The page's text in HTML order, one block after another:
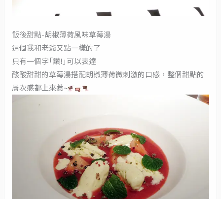
飯後甜點-胡椒薄荷風味草莓湯
這個我和老爺又點一樣的了
只有一個字「讚!」可以表達
酸酸甜甜的草莓湯搭配胡椒薄荷微刺激的口感，整個甜點的
層次感都上來惹~